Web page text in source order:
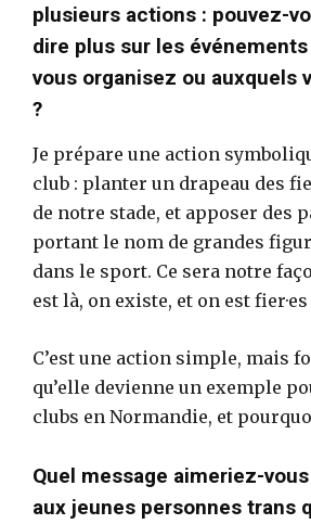
plusieurs actions : pouvez-
dire plus sur les
vous organisez ou auxquels
?
Je prépare une action
club : planter un drapeau des
de notre stade, et apposer des
portant le nom de grandes
dans le sport. Ce sera notre
est là, on existe, et on est
C’est une action simple, mais
qu’elle devienne un exemple
clubs en Normandie, et
Quel message aimeriez-
aux jeunes personnes trans